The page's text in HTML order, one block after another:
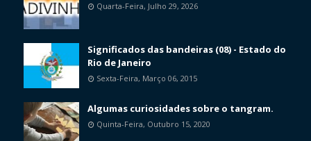
Quarta-Feira, Julho 29, 2026
Significados das bandeiras (08) - Estado do
Rio de Janeiro
Sexta-Feira, Março 06, 2015
Algumas curiosidades sobre o tangram.
Quinta-Feira, Outubro 15, 2020